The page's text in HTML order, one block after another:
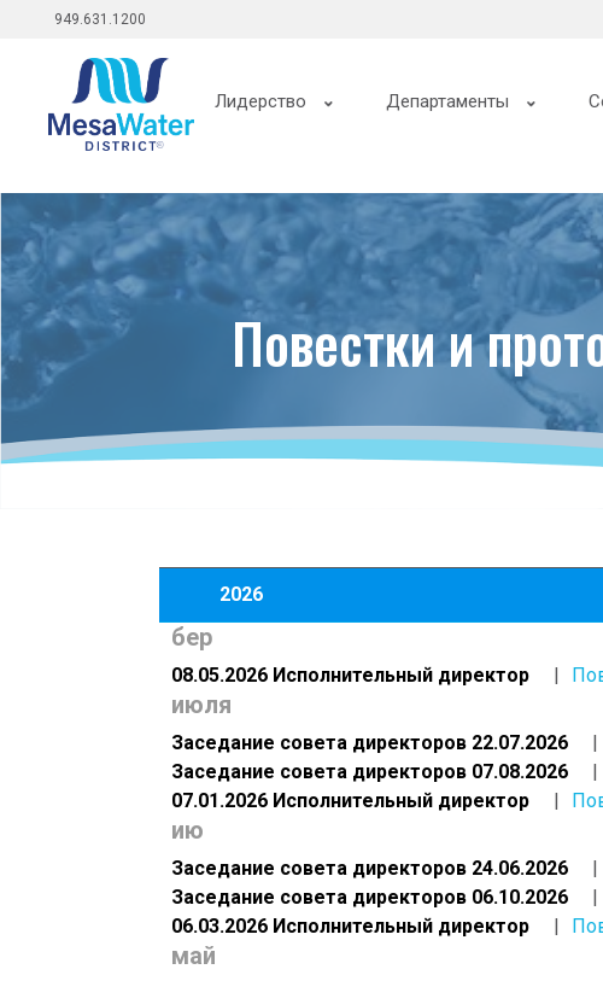
Перейти
содержанию
Главное
меню
949.631.1200
Главная
навигация
Лидерство Департаменты
Повестки и
2026
бер
08.05.2026 Исполнительный директор
июля
Заседание совета директоров 22.07.2026
Заседание совета директоров 07.08.2026
07.01.2026 Исполнительный директор
ию
Заседание совета директоров 24.06.2026
Заседание совета директоров 06.10.2026
06.03.2026 Исполнительный директор
май